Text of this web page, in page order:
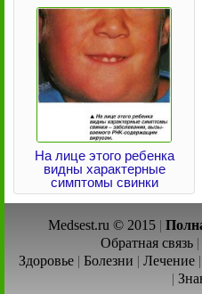
На лице этого ребенка
видны характерные
симптомы свинки
Medsest.ru © 2015 |
Обратная связь |
Здоровье | Болезни | Лечение |
|